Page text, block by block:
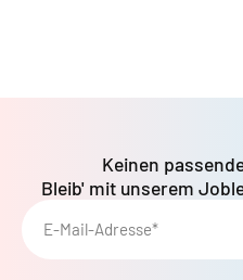
E-Mail-Adresse*
Keinen
Bleib' mit unserem